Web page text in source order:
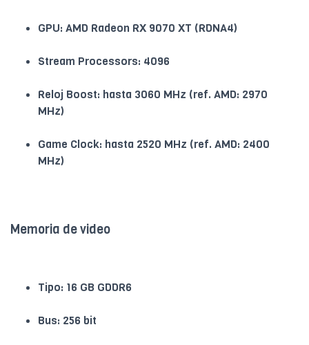
GPU: AMD Radeon RX 9070 XT (RDNA4)
Stream Processors: 4096
Reloj Boost: hasta 3060 MHz (ref. AMD: 2970
MHz)
Game Clock: hasta 2520 MHz (ref. AMD: 2400
MHz)
Memoria de video
Tipo: 16 GB GDDR6
Bus: 256 bit